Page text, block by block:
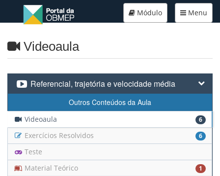
Menu
Módulo
Videoaula
Referencial, trajetória e velocidade média
Outros Conteúdos da Aula
Videoaula 6
Exercícios Resolvidos 6
Teste
Material Teórico
1